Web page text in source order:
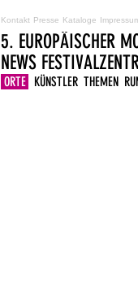
Kontakt Presse Kataloge
5. EUROPÄISCHER
NEWS
ORTE KÜNSTLER THEMEN